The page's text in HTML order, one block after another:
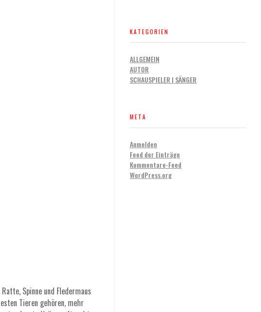
Spinne und Fledermaus
Tieren gehören, mehr
KATEGORIEN
ALLGEMEIN
AUTOR
SCHAUSPIELER | SÄNGER
META
Anmelden
Feed der Einträge
Kommentare-Feed
WordPress.org